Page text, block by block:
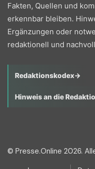
Fakten, Quellen und
erkennbar bleiben.
Ergänzungen oder
redaktionell und
Redaktionskodex→
Hinweis an die
© Presse.Online 2026.